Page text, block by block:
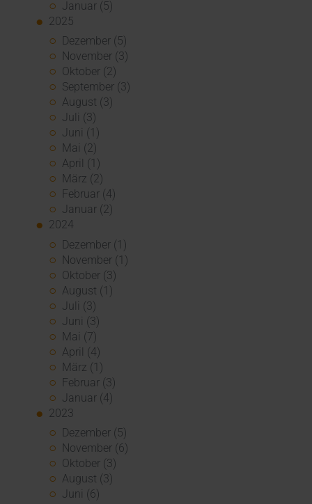
Januar (5)
2025
Dezember (5)
November (3)
Oktober (2)
September (3)
August (3)
Juli (3)
Juni (1)
Mai (2)
April (1)
März (2)
Februar (4)
Januar (2)
2024
Dezember (1)
November (1)
Oktober (3)
August (1)
Juli (3)
Juni (3)
Mai (7)
April (4)
März (1)
Februar (3)
Januar (4)
2023
Dezember (5)
November (6)
Oktober (3)
August (3)
Juni (6)